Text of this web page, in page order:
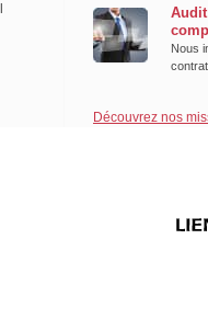
Nous
Découvrez nos